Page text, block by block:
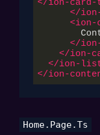
</ion-
</
<ion-
        Contenido del elemento
</
</ion-
</ion-
</ion-
Home.page.ts